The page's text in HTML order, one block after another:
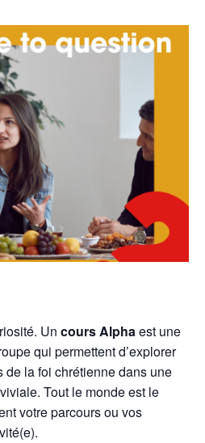
Un cours Alphaest une
qui permettent d’explorer
de la foi chrétienne dans une
Tout le monde est le
votre parcours ou vos